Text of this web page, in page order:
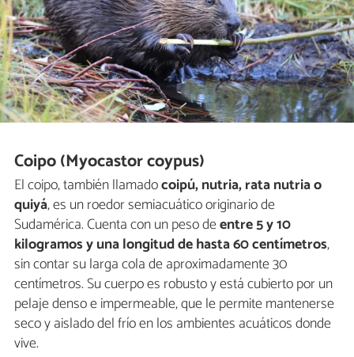
Coipo (Myocastor coypus)
El coipo, también llamadocoipú, nutria, rata nutria o
quiyá, es un roedor semiacuático originario de
Sudamérica. Cuenta con un peso deentre 5 y 10
kilogramos y una longitud de hasta 60 centímetros,
sin contar su larga cola de aproximadamente 30
centímetros. Su cuerpo es robusto y está cubierto por un
pelaje denso e impermeable, que le permite mantenerse
seco y aislado del frío en los ambientes acuáticos donde
vive.